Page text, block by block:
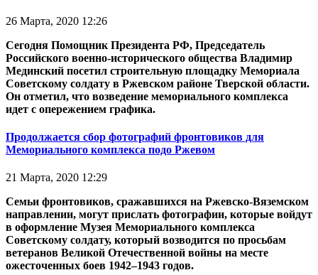
26 Марта, 2020 12:26
Сегодня Помощник Президента РФ, Председатель
Российского военно-исторического общества Владимир
Мединский посетил строительную площадку Мемориала
Советскому солдату в Ржевском районе Тверской области.
Он отметил, что возведение мемориального комплекса
идет с опережением графика.
Продолжается сбор фотографий фронтовиков для
Мемориального комплекса подо Ржевом
21 Марта, 2020 12:29
Семьи фронтовиков, сражавшихся на Ржевско-Вяземском
направлении, могут прислать фотографии, которые войдут
в оформление Музея Мемориального комплекса
Советскому солдату, который возводится по просьбам
ветеранов Великой Отечественной войны на месте
ожесточенных боев 1942–1943 годов.